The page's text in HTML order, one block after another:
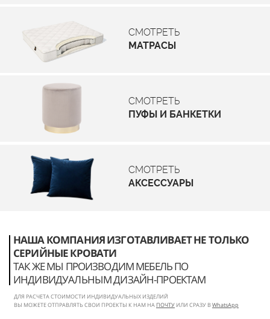
СМОТРЕТЬ
МАТРАСЫ
СМОТРЕТЬ
ПУФЫ И БАНКЕТКИ
СМОТРЕТЬ
АКСЕССУАРЫ
НАША КОМПАНИЯ ИЗГОТАВЛИВАЕТ НЕ ТОЛЬКО
СЕРИЙНЫЕ КРОВАТИ
ТАК ЖЕ МЫ ПРОИЗВОДИМ МЕБЕЛЬ ПО
ИНДИВИДУАЛЬНЫМ ДИЗАЙН-ПРОЕКТАМ
ДЛЯ РАСЧЕТА СТОИМОСТИ ИНДИВИДУАЛЬНЫХ ИЗДЕЛИЙ
ВЫ МОЖЕТЕ ОТПРАВЛЯТЬ СВОИ ПРОЕКТЫ К НАМ НА ПОЧТУ ИЛИ СРАЗУ ВWhatsApp